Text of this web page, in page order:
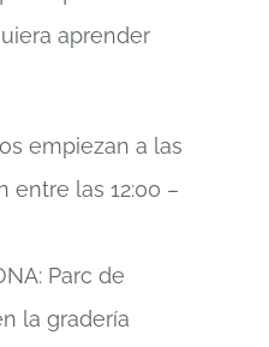
aprender
empiezan a las
entre las 12:00 –
Parc de
la gradería